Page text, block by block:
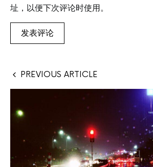
址，以便下次评论时使用。
PREVIOUS ARTICLE